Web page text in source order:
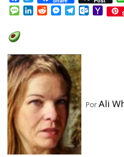
Message
LinkedInRedditMessenger
Telegram
Por Ali